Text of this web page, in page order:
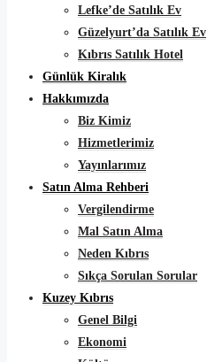
Lefke’de Satılık Ev
Güzelyurt’da Satılık Ev
Kıbrıs Satılık Hotel
Günlük Kiralık
Hakkımızda
Biz Kimiz
Hizmetlerimiz
Yayınlarımız
Satın Alma Rehberi
Vergilendirme
Mal Satın Alma
Neden Kıbrıs
Sıkça Sorulan Sorular
Kuzey Kıbrıs
Genel Bilgi
Ekonomi